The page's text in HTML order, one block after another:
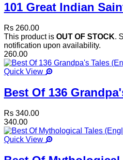
101 Great Indian
Rs 260.00
This product is OUT OF STOCK.
notification upon availability.
260.00
Quick View
Best Of 136
Rs 340.00
340.00
Quick View